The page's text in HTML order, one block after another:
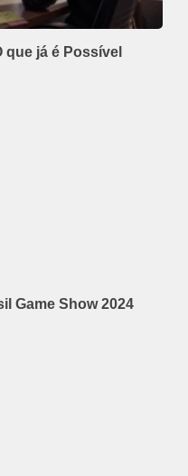
que já é Possível
Game Show 2024